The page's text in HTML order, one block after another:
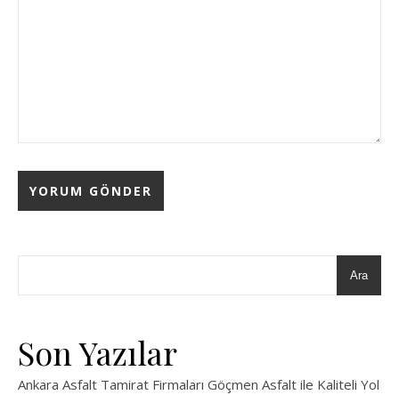
Ara
Son Yazılar
Ankara Asfalt Tamirat Firmaları Göçmen Asfalt ile Kaliteli Yol